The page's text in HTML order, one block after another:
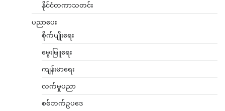
နိုင်ငံတကာသတင်း
ပညာပေး
စိုက်ပျိုးရေး
မွေးမြူရေး
ကျန်းမာရေး
လက်မှုပညာ
စစ်ဘက်ဥပဒေ